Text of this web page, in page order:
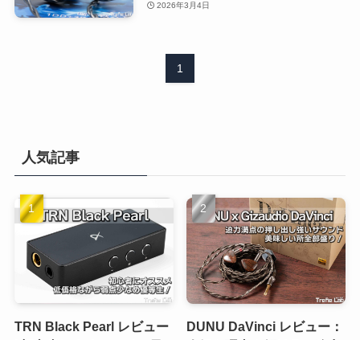
2026年3月4日
1
人気記事
TRN Black Pearl レビュー
DUNU DaVinci レビュー：